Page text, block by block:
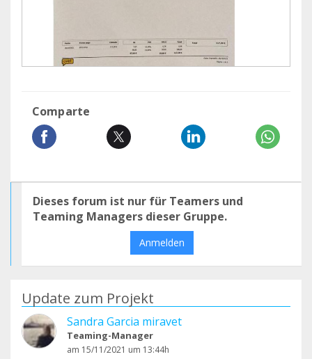
Comparte
Dieses forum ist nur für Teamers und
Teaming Managers dieser Gruppe.
Anmelden
Update zum Projekt
Sandra Garcia miravet
Teaming-Manager
am 15/11/2021 um 13:44h